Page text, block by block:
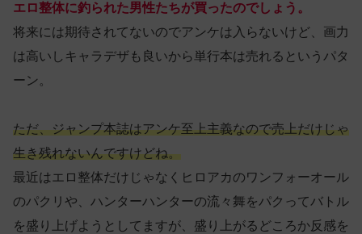
エロ整体に釣られた男性たちが買ったのでしょう。
将来には期待されてないのでアンケは入らないけど、画力
は高いしキャラデザも良いから単行本は売れるというパタ
ーン。
ただ、ジャンプ本誌はアンケ至上主義なので売上だけじゃ
生き残れないんですけどね。
最近はエロ整体だけじゃなくヒロアカのワンフォーオール
のパクリや、ハンターハンターの流々舞をパクってバトル
を盛り上げようとしてますが、盛り上がるどころか反感を